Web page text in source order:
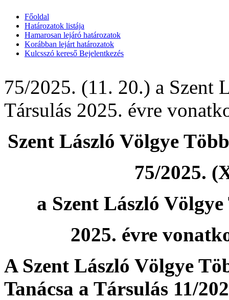
Főoldal
Határozatok listája
Hamarosan lejáró határozatok
Korábban lejárt határozatok
Kulcsszó kereső Bejelentkezés
75/2025. (11. 20.) a Szent
Társulás 2025. évre
Szent László Völgye
75/2025.
a Szent László
2025. évre
A Szent László Völgye
Tanácsa a Társulás 11/